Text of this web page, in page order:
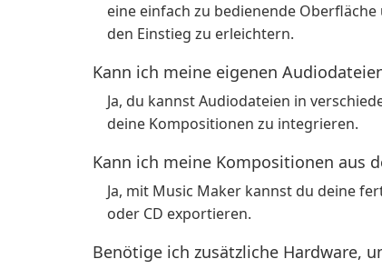
eine einfach zu bedienende
den Einstieg zu erleichtern.
Kann ich meine eigenen
Ja, du kannst Audiodateien in
deine Kompositionen zu integrieren.
Kann ich meine Kompositionen aus
Ja, mit Music Maker kannst du deine
oder CD exportieren.
Benötige ich zusätzliche Hardware,